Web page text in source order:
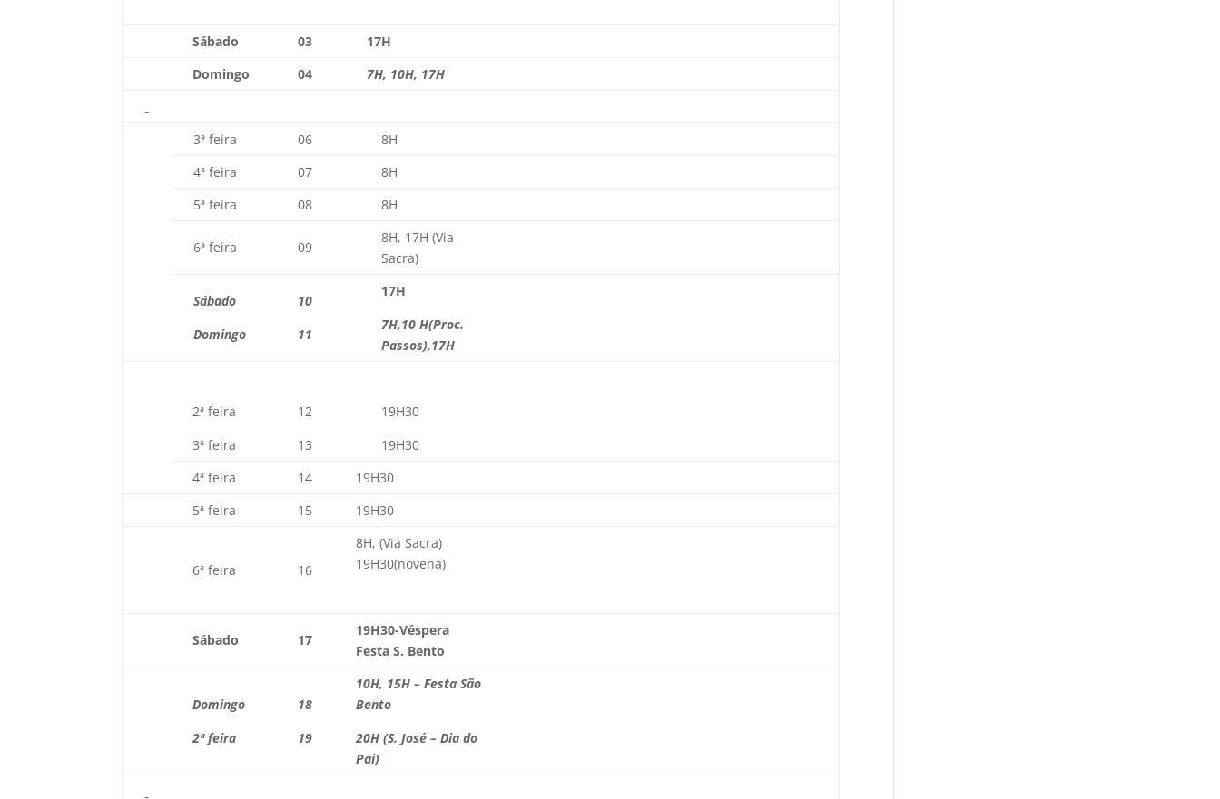
Sábado 03
17H
Domingo
04 7H, 10H, 17H
3ª feira 06
8H
4ª feira
07
8H
5ª feira
08 8H
6ª feira 09
8H, 17H (Via-
Sacra)
Sábado
Domingo
10
11
17H
7H,10 H(Proc.
Passos),17H
2ª feira
3ª feira
12
13
19H30
19H30
4ª feira
14
19H30
5ª feira
15 19H30
6ª feira 16
8H, (Via Sacra)
19H30(novena)
Sábado 17
19H30-Véspera
Festa S. Bento
Domingo
2ª feira
18
19
10H, 15H – Festa São
Bento
20H (S. José – Dia do
Pai)